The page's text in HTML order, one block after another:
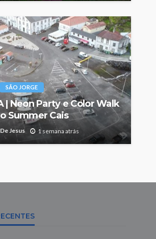
SÃO JORGE
| Neon Party e Color Walk
Summer Cais
Jesus 1 semana atrás